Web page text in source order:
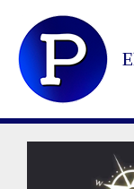
contenido